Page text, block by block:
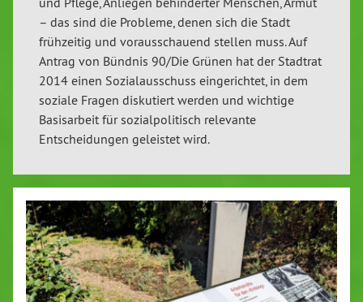
– das sind die Probleme, denen sich die Stadt
frühzeitig und vorausschauend stellen muss. Auf
Antrag von Bündnis 90/Die Grünen hat der Stadtrat
2014 einen Sozialausschuss eingerichtet, in dem
soziale Fragen diskutiert werden und wichtige
Basisarbeit für sozialpolitisch relevante
Entscheidungen geleistet wird.